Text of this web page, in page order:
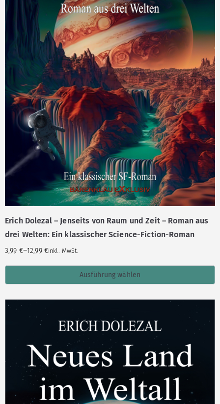
Erich Dolezal – Jenseits von Raum und Zeit – Roman aus
drei Welten: Ein klassischer Science-Fiction-Roman
3,99 €–12,99 €inkl. MwSt.
Ausführung wählen